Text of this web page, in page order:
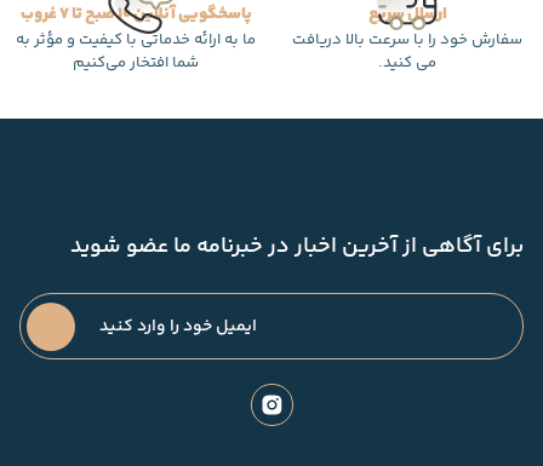
ارسال سریع
سفارش خود را با سرعت بالا دریافت
می کنید.
پاسخگویی آنلاین 10 صبح تا 7 غروب
ما به ارائه خدماتی با کیفیت و مؤثر به
شما افتخار می‌کنیم
برای آگاهی از آخرین اخبار در خبرنامه ما عضو شوید